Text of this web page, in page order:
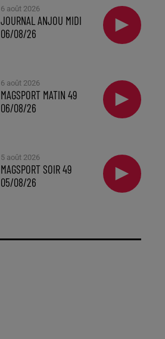
6 août 2026
JOURNAL ANJOU MIDI
06/08/26
6 août 2026
MAGSPORT MATIN 49
06/08/26
5 août 2026
MAGSPORT SOIR 49
05/08/26